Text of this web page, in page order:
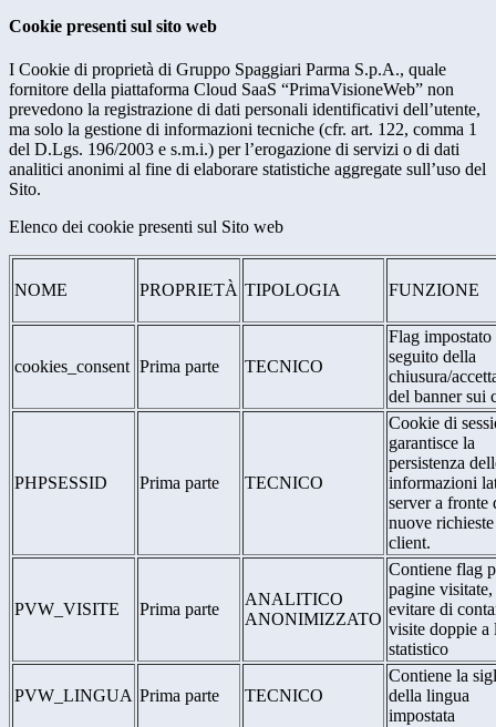
Cookie presenti sul sito web
I Cookie di proprietà di Gruppo Spaggiari Parma S.p.A., quale
fornitore della piattaforma Cloud SaaS “PrimaVisioneWeb” non
prevedono la registrazione di dati personali identificativi dell’utente,
ma solo la gestione di informazioni tecniche (cfr. art. 122, comma 1
del D.Lgs. 196/2003 e s.m.i.) per l’erogazione di servizi o di dati
analitici anonimi al fine di elaborare statistiche aggregate sull’uso del
Sito.
Elenco dei cookie presenti sul Sito web
NOME PROPRIETÀ TIPOLOGIA FUNZIONE
cookies_consent Prima parte TECNICO
Flag impostato
seguito della
chiusura/
del banner sui
PHPSESSID Prima parte TECNICO
Cookie di
garantisce la
persistenza
informazioni
server a fronte
nuove
client.
PVW_VISITE Prima parte
ANALITICO
ANONIMIZZATO
Contiene flag
pagine visitate,
evitare di
visite doppie a
statistico
PVW_LINGUA Prima parte TECNICO
Contiene la
della lingua
impostata